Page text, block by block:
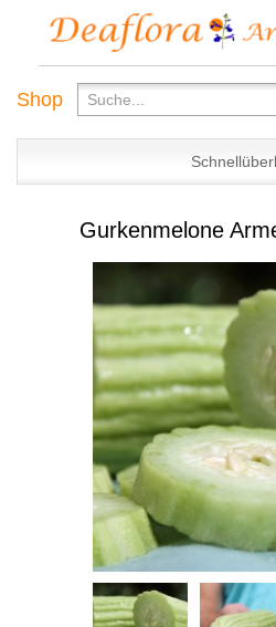
Shop
Gurkenmelone